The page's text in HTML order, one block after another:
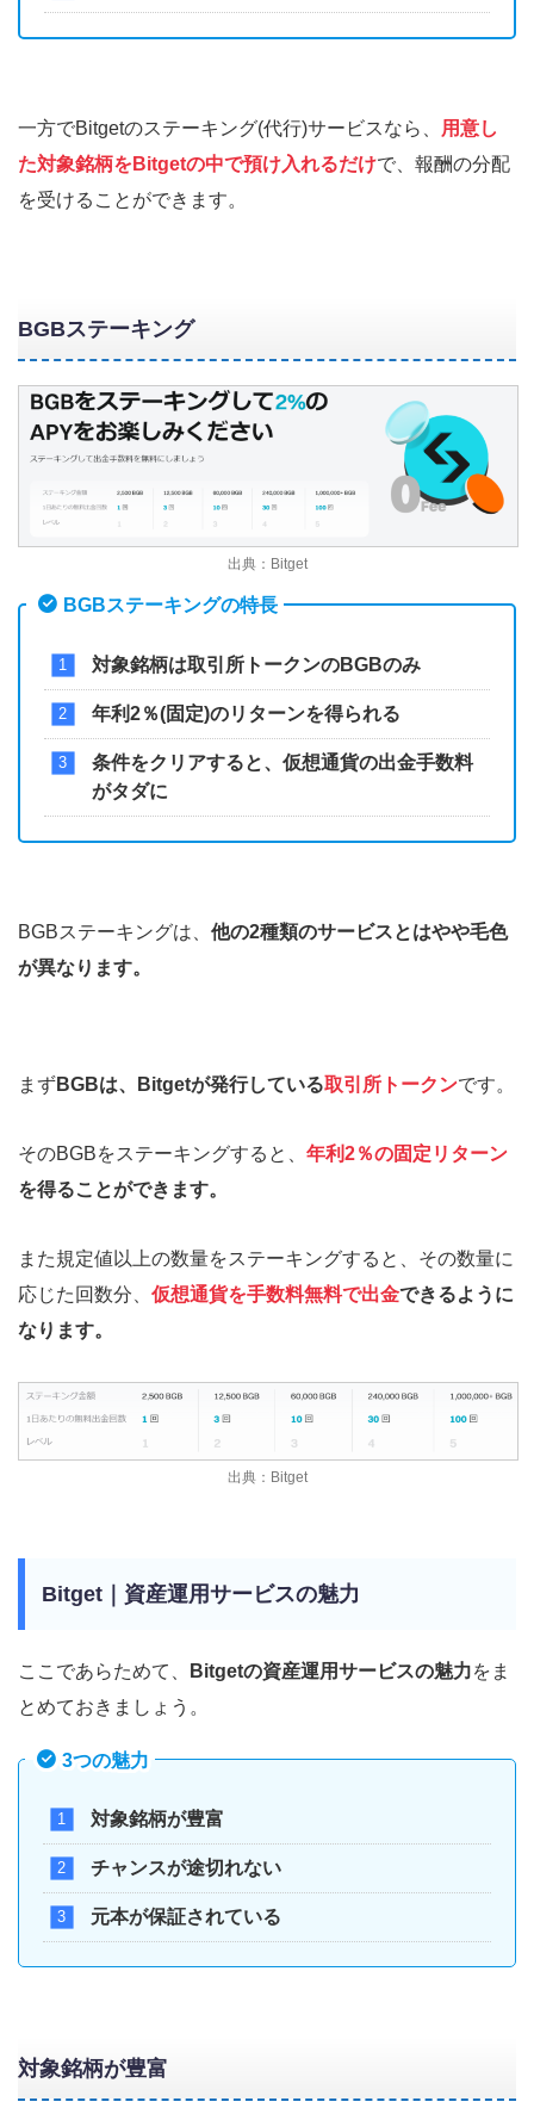
一方でBitgetのステーキング(代行)サービスなら、
用意し
た対象銘柄をBitgetの中で預け入れるだけで、報酬の分配
を受けることができます。
BGBステーキング
出典：Bitget
BGBステーキングの特長
対象銘柄は取引所トークンのBGBのみ
年利2％(固定)のリターンを得られる
条件をクリアすると、仮想通貨の出金手数料
がタダに
BGBステーキングは、 他の2種類のサービスとはやや毛色
が異なります。
まずBGBは、Bitgetが発行している取引所トークンです。
そのBGBをステーキングすると、 年利2％の固定リターン
を得ることができます。
また規定値以上の数量をステーキングすると、その数量に
応じた回数分、 仮想通貨を手数料無料で出金できるように
なります。
出典：Bitget
Bitget｜資産運用サービスの魅力
ここであらためて、 Bitgetの資産運用サービスの魅力をま
とめておきましょう。
3つの魅力
対象銘柄が豊富
チャンスが途切れない
元本が保証されている
対象銘柄が豊富